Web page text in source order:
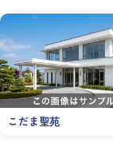
こだま聖苑